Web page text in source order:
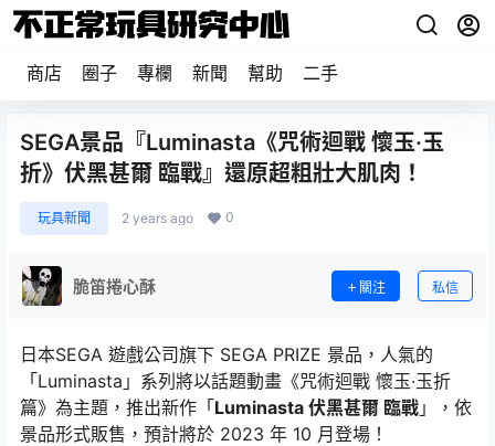
商店 圈子 專欄 新聞 幫助 二手
SEGA景品『Luminasta《咒術迴戰 懷玉·玉
折》伏黑甚爾 臨戰』還原超粗壯大肌肉！
玩具新聞 2 years ago 0
脆笛捲心酥 關注 私信
日本SEGA 遊戲公司旗下 SEGA PRIZE 景品，人氣的
「Luminasta」系列將以話題動畫《咒術迴戰 懷玉·玉折
篇》為主題，推出新作「Luminasta 伏黑甚爾 臨戰 」，依
景品形式販售，預計將於 2023 年 10 月登場！